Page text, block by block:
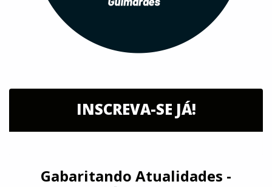
INSCREVA-SE JÁ!
Gabaritando Atualidades -